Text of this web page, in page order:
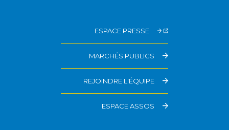
ESPACE PRESSE
MARCHÉS PUBLICS
REJOINDRE L'ÉQUIPE
ESPACE ASSOS